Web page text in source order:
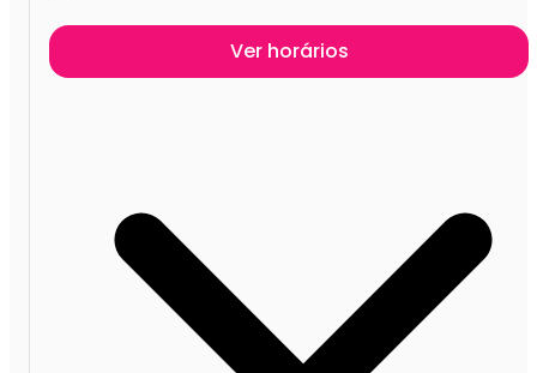
Ver horários